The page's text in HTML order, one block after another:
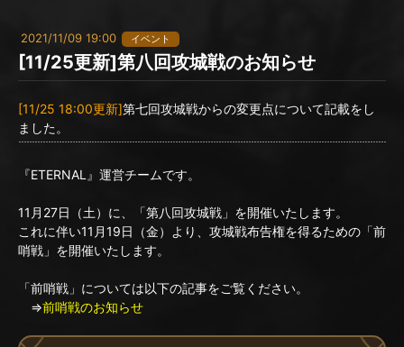
2021/11/09 19:00 イベント
[11/25更新]第八回攻城戦のお知らせ
[11/25 18:00更新]第七回攻城戦からの変更点について記載をし
ました。
『ETERNAL』運営チームです。
11月27日（土）に、「第八回攻城戦」を開催いたします。
これに伴い11月19日（金）より、攻城戦布告権を得るための「前
哨戦」を開催いたします。
「前哨戦」については以下の記事をご覧ください。
⇒前哨戦のお知らせ